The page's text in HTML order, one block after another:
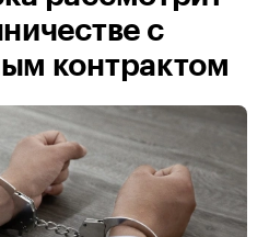
с
контрактом